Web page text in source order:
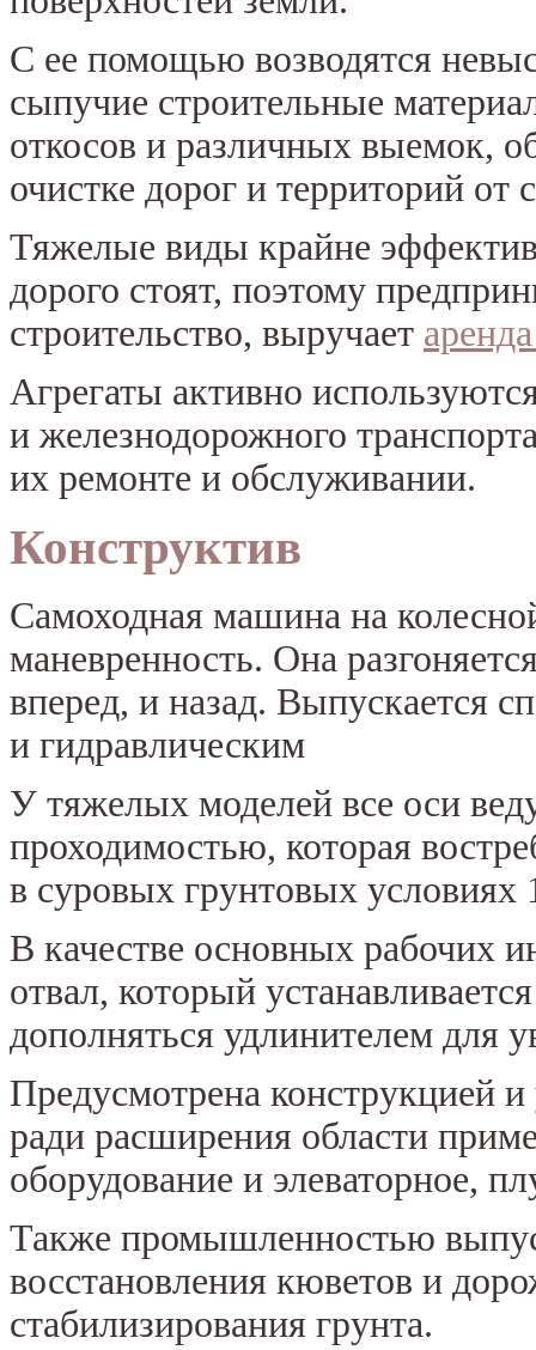
С ее помощью возводятся
сыпучие строительные
откосов и различных выемок,
очистке дорог и территорий от
Тяжелые виды крайне
дорого стоят, поэтому
строительство, выручает
Агрегаты активно
и железнодорожного
их ремонте и обслуживании.
Конструктив
Самоходная машина на
маневренность. Она
вперед, и назад. Выпускается
и гидравлическим
У тяжелых моделей все оси
проходимостью, которая
в суровых грунтовых условиях
В качестве основных рабочих
отвал, который
дополняться удлинителем для
Предусмотрена конструкцией
ради расширения области
оборудование и элеваторное,
Также промышленностью
восстановления кюветов и
стабилизирования грунта.